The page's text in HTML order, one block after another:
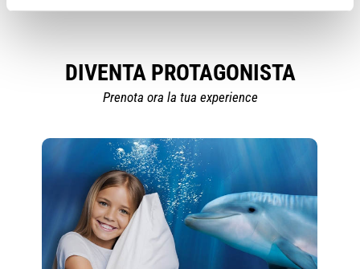
DIVENTA PROTAGONISTA
Prenota ora la tua experience